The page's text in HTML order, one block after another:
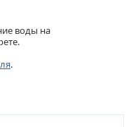
воды на
.